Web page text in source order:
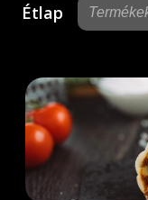
Étlap